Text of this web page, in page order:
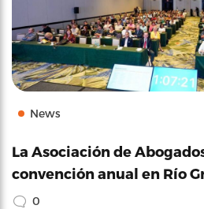
News
La Asociación de
convención anual en Río
0